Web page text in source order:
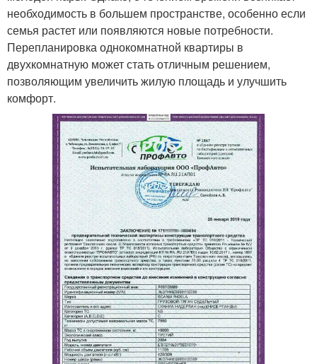
необходимость в большем пространстве, особенно если
семья растет или появляются новые потребности.
Перепланировка однокомнатной квартиры в
двухкомнатную может стать отличным решением,
позволяющим увеличить жилую площадь и улучшить
комфорт.